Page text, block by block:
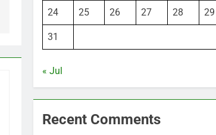
24 25 26 27 28 29
31
« Jul
Recent Comments